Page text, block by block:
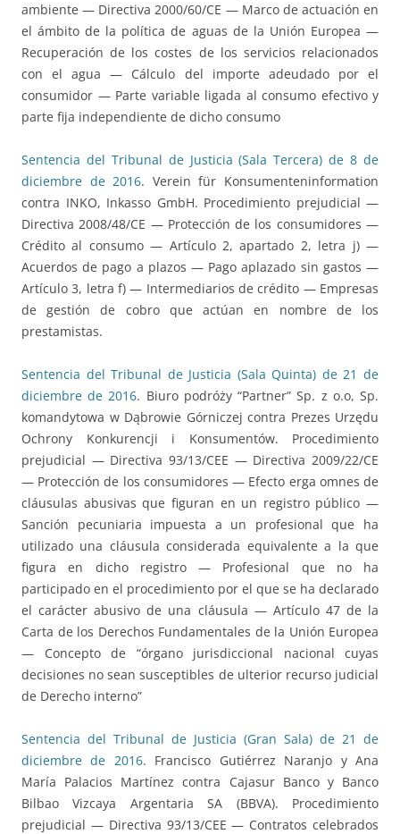
ambiente — Directiva 2000/60/CE — Marco de actuación en
el ámbito de la política de aguas de la Unión Europea —
Recuperación de los costes de los servicios relacionados
con el agua — Cálculo del importe adeudado por el
consumidor — Parte variable ligada al consumo efectivo y
parte fija independiente de dicho consumo
Sentencia del Tribunal de Justicia (Sala Tercera) de 8 de
diciembre de 2016. Verein für Konsumenteninformation
contra INKO, Inkasso GmbH. Procedimiento prejudicial —
Directiva 2008/48/CE — Protección de los consumidores —
Crédito al consumo — Artículo 2, apartado 2, letra j) —
Acuerdos de pago a plazos — Pago aplazado sin gastos —
Artículo 3, letra f) — Intermediarios de crédito — Empresas
de gestión de cobro que actúan en nombre de los
prestamistas.
Sentencia del Tribunal de Justicia (Sala Quinta) de 21 de
diciembre de 2016. Biuro podróży “Partner” Sp. z o.o, Sp.
komandytowa w Dąbrowie Górniczej contra Prezes Urzędu
Ochrony Konkurencji i Konsumentów. Procedimiento
prejudicial — Directiva 93/13/CEE — Directiva 2009/22/CE
— Protección de los consumidores — Efecto erga omnes de
cláusulas abusivas que figuran en un registro público —
Sanción pecuniaria impuesta a un profesional que ha
utilizado una cláusula considerada equivalente a la que
figura en dicho registro — Profesional que no ha
participado en el procedimiento por el que se ha declarado
el carácter abusivo de una cláusula — Artículo 47 de la
Carta de los Derechos Fundamentales de la Unión Europea
— Concepto de “órgano jurisdiccional nacional cuyas
decisiones no sean susceptibles de ulterior recurso judicial
de Derecho interno”
Sentencia del Tribunal de Justicia (Gran Sala) de 21 de
diciembre de 2016. Francisco Gutiérrez Naranjo y Ana
María Palacios Martínez contra Cajasur Banco y Banco
Bilbao Vizcaya Argentaria SA (BBVA). Procedimiento
prejudicial — Directiva 93/13/CEE — Contratos celebrados